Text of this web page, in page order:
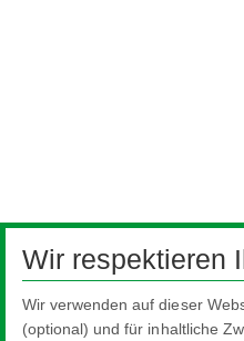
Wir respektieren
Wir verwenden auf dieser
(optional) und für inhaltliche